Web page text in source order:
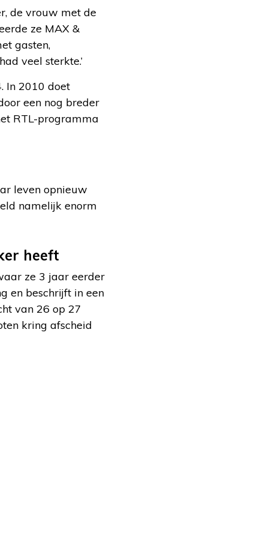
de vrouw met de
ze MAX &
gasten,
veel sterkte.’
In 2010 doet
een nog breder
RTL-programma
leven opnieuw
namelijk enorm
heeft
ze 3 jaar eerder
en beschrijft in een
van 26 op 27
kring afscheid